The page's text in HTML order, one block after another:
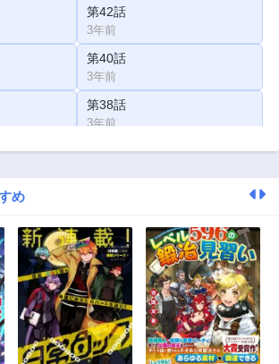
第42話
3年前
第40話
3年前
第38話
3年前
第36話
第32話
3年前
第30話
3年前
め